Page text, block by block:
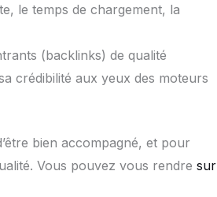
le temps de chargement, la
(backlinks) de qualité
crédibilité aux yeux des moteurs
bien accompagné, et pour
Vous pouvez vous rendre sur